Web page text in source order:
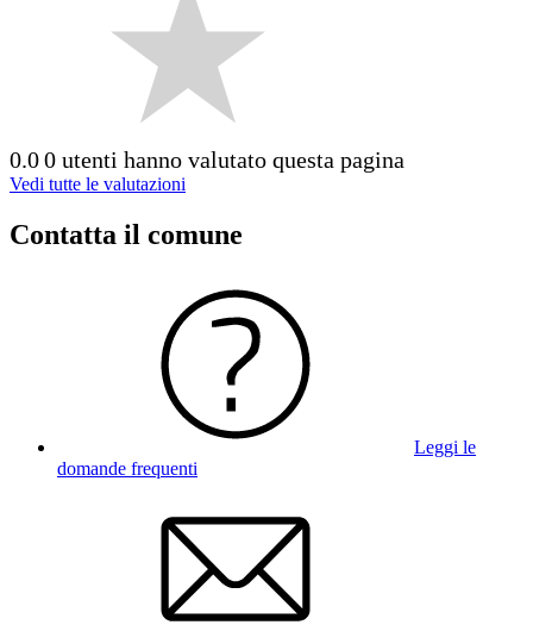
0.00 utenti hanno valutato questa pagina
Vedi tutte le valutazioni
Contatta il comune
Leggi le
domande frequenti